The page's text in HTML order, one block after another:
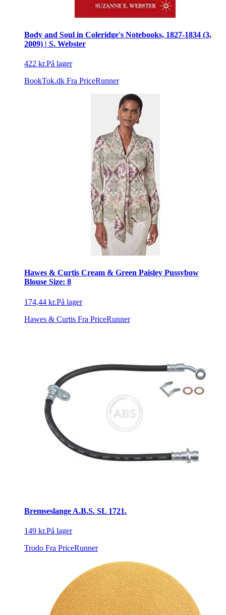
Body and Soul in Coleridge's Notebooks, 1827-1834 (3,
2009) | S. Webster
422 kr.På lager
BookTok.dk Fra PriceRunner
Hawes & Curtis Cream & Green Paisley Pussybow
Blouse Size: 8
174,44 kr.På lager
Hawes & Curtis Fra PriceRunner
Bremseslange A.B.S. SL 1721.
149 kr.På lager
Trodo Fra PriceRunner